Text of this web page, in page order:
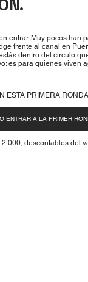
entrar. Muy pocos han
frente al canal en
dentro del círculo
es para quienes viven
ESTA PRIMERA
ENTRAR A LA PRIMER
2.000, descontables del